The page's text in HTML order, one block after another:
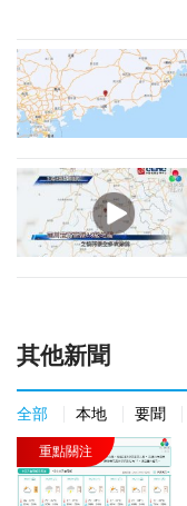
其他新聞
全部 本地 要聞